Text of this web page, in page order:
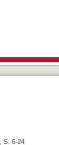
S. 6-24